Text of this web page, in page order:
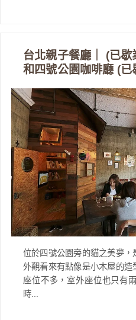
台北親子餐廳｜ (已
和四號公園咖啡廳 (已
位於四號公園旁的貓之美夢
外觀看來有點像是小木屋的
座位不多，室外座位也只有
時...